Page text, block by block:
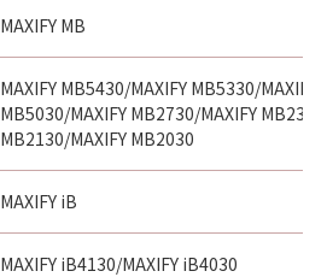
MAXIFY MB
MAXIFY MB5430/MAXIFY MB5330/MAXIFY
MB5030/MAXIFY MB2730/MAXIFY
MB2130/MAXIFY MB2030
MAXIFY iB
MAXIFY iB4130/MAXIFY iB4030